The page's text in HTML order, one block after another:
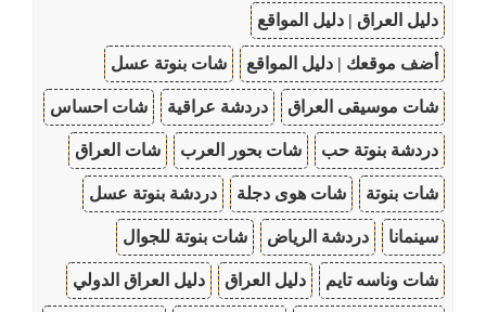
دليل العراق | دليل المواقع
أضف موقعك | دليل المواقع شات بنوتة عسل
شات موسيقى العراق دردشة عراقية شات احساس
دردشة بنوتة حب شات بحور العرب شات العراق
شات بنوتة شات هوى دجلة دردشة بنوتة عسل
سينمانا دردشة الرياض شات بنوتة للجوال
شات وناسه تايم دليل العراق دليل العراق الدولي